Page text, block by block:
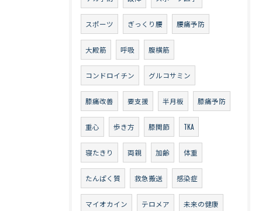
スポーツ ぎっくり腰 腰痛予防
大殿筋 呼吸 腹横筋
コンドロイチン グルコサミン
膝痛改善 要支援 半月板 膝痛予防
重心 歩き方 膝関節 TKA
寝たきり 両親 加齢 体重
たんぱく質 救急搬送 感染症
マイオカイン テロメア 未来の健康